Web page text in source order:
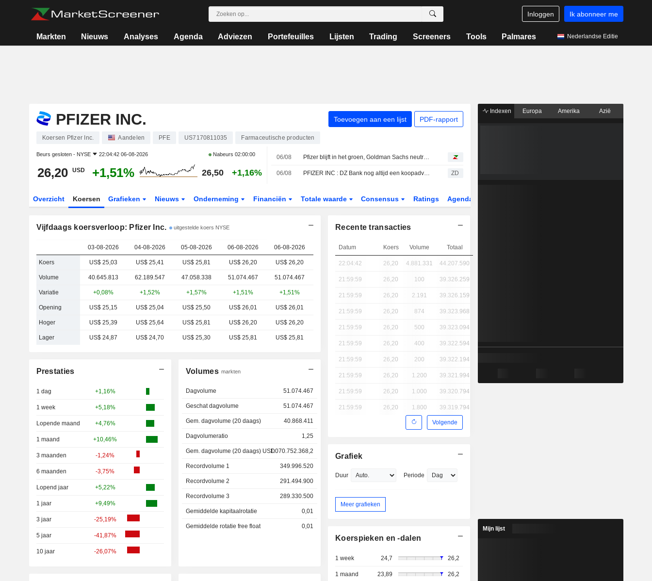
Inloggen Ik abonneer me
Markten Nieuws Analyses Agenda Adviezen Portefeuilles Lijsten Trading Screeners Tools Palmares Nederlandse Editie
PFIZER INC. Toevoegen aan een lijst PDF-rapport
Koersen Pfizer Inc. Aandelen PFE US7170811035 Farmaceutische producten
Beurs gesloten - NYSE 22:04:42 06-08-2026 Nabeurs 02:00:00
26,20 USD +1,51% 26,50 +1,16%
06/08 Pfizer blijft in het groen, Goldman Sachs neutraal
06/08 PFIZER INC : DZ Bank nog altijd een koopadvies ZD
Overzicht Koersen Grafieken Nieuws Onderneming Financiën Totale waarde Consensus Ratings Agenda
Vijfdaags koersverloop: Pfizer Inc. uitgestelde koers NYSE
03-08-2026 04-08-2026 05-08-2026 06-08-2026 06-08-2026
Koers US$ 25,03 US$ 25,41 US$ 25,81 US$ 26,20 US$ 26,20
Volume 40.645.813 62.189.547 47.058.338 51.074.467 51.074.467
Variatie +0,08% +1,52% +1,57% +1,51% +1,51%
Opening US$ 25,15 US$ 25,04 US$ 25,50 US$ 26,01 US$ 26,01
Hoger US$ 25,39 US$ 25,64 US$ 25,81 US$ 26,20 US$ 26,20
Lager US$ 24,87 US$ 24,70 US$ 25,30 US$ 25,81 US$ 25,81
Prestaties
1 dag +1,16%
1 week +5,18%
Lopende maand +4,76%
1 maand +10,46%
3 maanden -1,24%
6 maanden -3,75%
Lopend jaar +5,22%
1 jaar +9,49%
3 jaar -25,19%
5 jaar -41,87%
10 jaar -26,07%
Volumes markten
Dagvolume 51.074.467
Geschat dagvolume 51.074.467
Gem. dagvolume (20 daags) 40.868.411
Dagvolumeratio 1,25
Gem. dagvolume (20 daags) USD1.070.752.368,2
Recordvolume 1 349.996.520
Recordvolume 2 291.494.900
Recordvolume 3 289.330.500
Gemiddelde kapitaalrotatie 0,01
Gemiddelde rotatie free float 0,01
Recente transacties
Datum Koers Volume Totaal
22:04:42 26,20 4.881.331 44.207.590
21:59:59 26,20 100 39.326.259
21:59:59 26,20 2.191 39.326.159
21:59:59 26,20 874 39.323.968
21:59:59 26,20 500 39.323.094
21:59:59 26,20 400 39.322.594
21:59:59 26,20 200 39.322.194
21:59:59 26,20 1.200 39.321.994
21:59:59 26,20 1.000 39.320.794
21:59:59 26,20 1.800 39.319.794
Volgende
Grafiek
Duur Periode
Meer grafieken
Koerspieken en -dalen
1 week 24,7 26,2
1 maand 23,89 26,2
Indexen Europa Amerika Azië
Mijn lijst